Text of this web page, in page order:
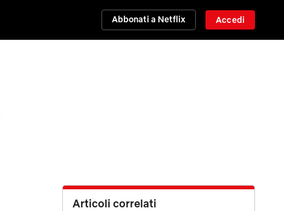
Abbonati a Netflix Accedi
Articoli correlati